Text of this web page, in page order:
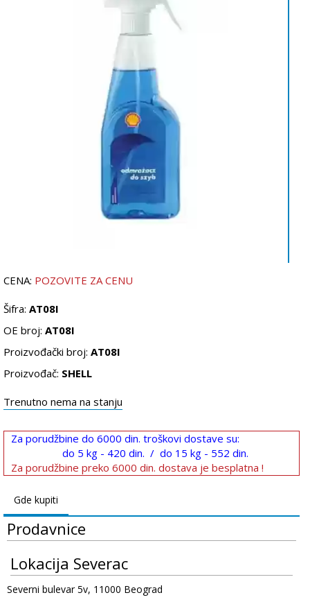
CENA: POZOVITE ZA CENU
Šifra: AT08I
OE broj: AT08I
Proizvođački broj: AT08I
Proizvođač: SHELL
Trenutno nema na stanju
Za porudžbine do 6000 din. troškovi dostave su:
do 5 kg - 420 din. / do 15 kg - 552 din.
Za porudžbine preko 6000 din. dostava je besplatna !
Gde kupiti
Prodavnice
Lokacija Severac
Severni bulevar 5v, 11000 Beograd